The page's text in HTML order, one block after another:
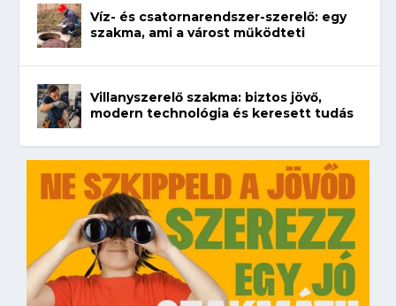
Víz- és csatornarendszer-szerelő: egy
szakma, ami a várost működteti
Villanyszerelő szakma: biztos jövő,
modern technológia és keresett tudás